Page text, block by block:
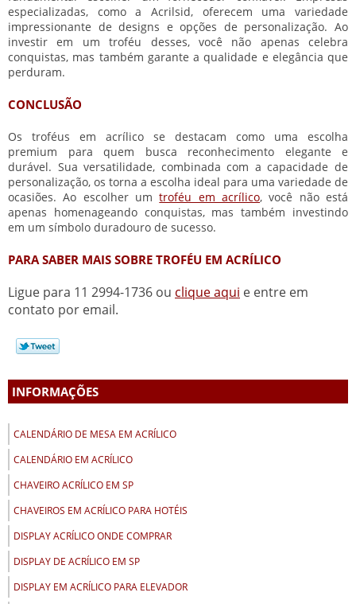
especializadas, como a Acrilsid, oferecem uma variedade
impressionante de designs e opções de personalização. Ao
investir em um troféu desses, você não apenas celebra
conquistas, mas também garante a qualidade e elegância que
perduram.
CONCLUSÃO
Os troféus em acrílico se destacam como uma escolha
premium para quem busca reconhecimento elegante e
durável. Sua versatilidade, combinada com a capacidade de
personalização, os torna a escolha ideal para uma variedade de
ocasiões. Ao escolher umtroféu em acrílico, você não está
apenas homenageando conquistas, mas também investindo
em um símbolo duradouro de sucesso.
PARA SABER MAIS SOBRE TROFÉU EM ACRÍLICO
Ligue para 11 2994-1736 ou clique aqui e entre em
contato por email.
INFORMAÇÕES
CALENDÁRIO DE MESA EM ACRÍLICO
CALENDÁRIO EM ACRÍLICO
CHAVEIRO ACRÍLICO EM SP
CHAVEIROS EM ACRÍLICO PARA HOTÉIS
DISPLAY ACRÍLICO ONDE COMPRAR
DISPLAY DE ACRÍLICO EM SP
DISPLAY EM ACRÍLICO PARA ELEVADOR